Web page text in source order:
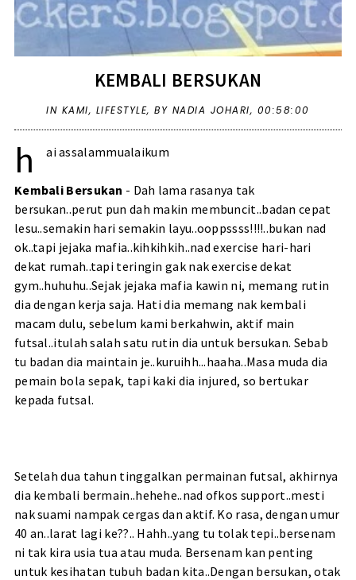
KEMBALI BERSUKAN
IN KAMI, LIFESTYLE,BY NADIA JOHARI, 00:58:00
h ai assalammualaikum
Kembali Bersukan - Dah lama rasanya tak
bersukan..perut pun dah makin membuncit..badan cepat
lesu..semakin hari semakin layu..ooppssss!!!!..bukan nad
ok..tapi jejaka mafia..kihkihkih..nad exercise hari-hari
dekat rumah..tapi teringin gak nak exercise dekat
gym..huhuhu..Sejak jejaka mafia kawin ni, memang rutin
dia dengan kerja saja. Hati dia memang nak kembali
macam dulu, sebelum kami berkahwin, aktif main
futsal..itulah salah satu rutin dia untuk bersukan. Sebab
tu badan dia maintain je..kuruihh...haaha..Masa muda dia
pemain bola sepak, tapi kaki dia injured, so bertukar
kepada futsal.
Setelah dua tahun tinggalkan permainan futsal, akhirnya
dia kembali bermain..hehehe..nad ofkos support..mesti
nak suami nampak cergas dan aktif. Ko rasa, dengan umur
40 an..larat lagi ke??.. Hahh..yang tu tolak tepi..bersenam
ni tak kira usia tua atau muda. Bersenam kan penting
untuk kesihatan tubuh badan kita..Dengan bersukan, otak